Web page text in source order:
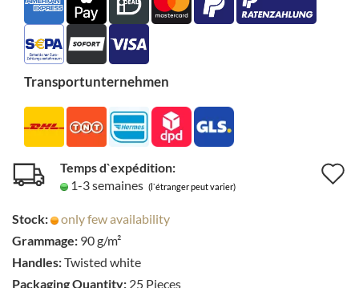
Transportunternehmen
Temps d`expédition:
1-3 semaines (l`étranger peut varier)
Stock:
only few availability
Grammage: 90 g/m²
Handles:Twisted white
Packaging Quantity: 25 Pieces